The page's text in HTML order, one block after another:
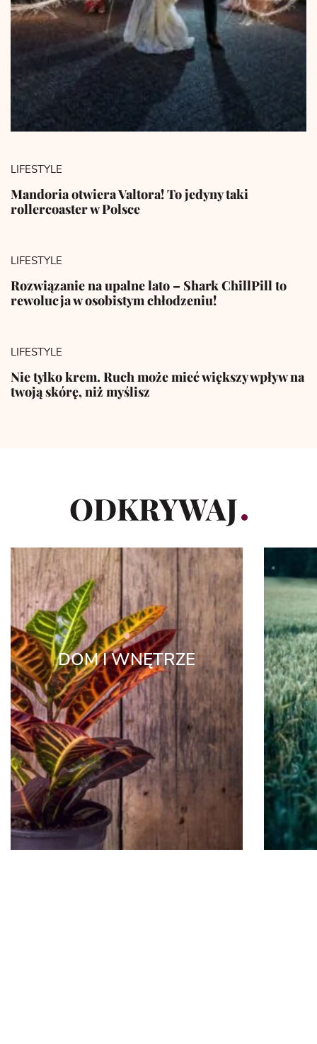
LIFESTYLE
Mandoria otwiera Valtora! To jedyny taki
rollercoaster w Polsce
LIFESTYLE
Rozwiązanie na upalne lato – Shark ChillPill to
rewolucja w osobistym chłodzeniu!
LIFESTYLE
Nie tylko krem. Ruch może mieć większy wpływ na
twoją skórę, niż myślisz
ODKRYWAJ
DOM I WNĘTRZE